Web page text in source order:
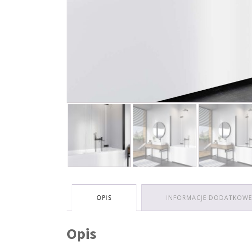
OPIS INFORMACJE DODATKOWE
Opis